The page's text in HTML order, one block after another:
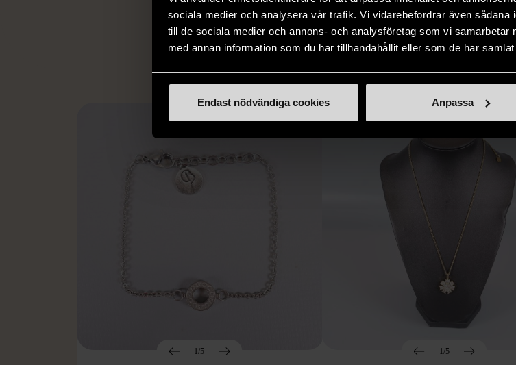
sociala medier och analysera vår trafik. Vi vidarebefordrar även sådana
till de sociala medier och annons- och analysföretag som vi
med annan information som du har tillhandahållit eller som de har
Endast nödvändiga cookies Anpassa
utanför arbetsmarknaden på ett
eller annat sätt.
nytt liv åt befintliga
LIKNANDE
1/5 1/5